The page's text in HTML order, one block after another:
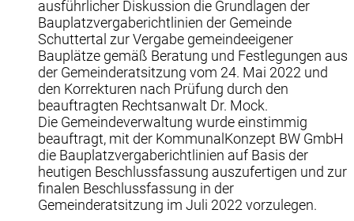
ausführlicher Diskussion die Grundlagen der
Bauplatzvergaberichtlinien der Gemeinde
Schuttertal zur Vergabe gemeindeeigener
Bauplätze gemäß Beratung und Festlegungen aus
der Gemeinderatsitzung vom 24. Mai 2022 und
den Korrekturen nach Prüfung durch den
beauftragten Rechtsanwalt Dr. Mock.
Die Gemeindeverwaltung wurde einstimmig
beauftragt, mit der KommunalKonzept BW GmbH
die Bauplatzvergaberichtlinien auf Basis der
heutigen Beschlussfassung auszufertigen und zur
finalen Beschlussfassung in der
Gemeinderatsitzung im Juli 2022 vorzulegen.